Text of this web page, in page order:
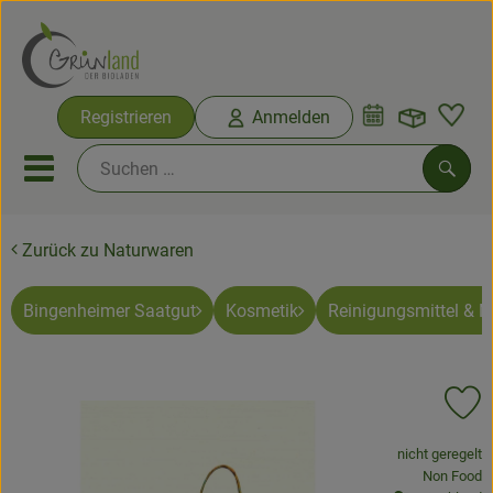
Registrieren Anmelden
Mobiles Menu öffnen oder
Ökokisten
Bio-Kochkisten
Zurück zu Naturwaren
Bingenheimer Saatgut Kosmetik Reinigungsmittel &
, Verband:
nicht geregelt
,Non Food